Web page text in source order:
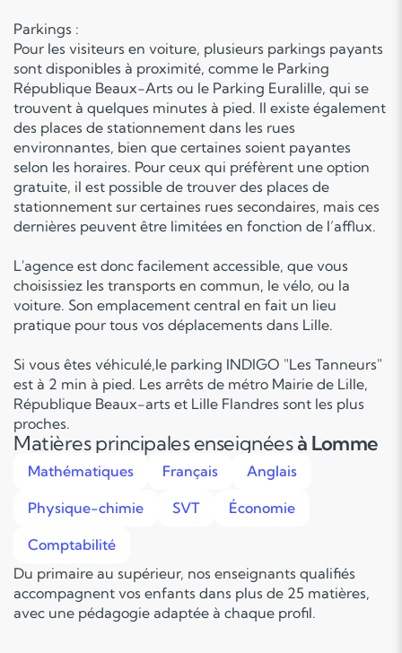
Parkings :
Pour les visiteurs en voiture, plusieurs parkings payants
sont disponibles à proximité, comme le Parking
République Beaux-Arts ou le Parking Euralille, qui se
trouvent à quelques minutes à pied. Il existe également
des places de stationnement dans les rues
environnantes, bien que certaines soient payantes
selon les horaires. Pour ceux qui préfèrent une option
gratuite, il est possible de trouver des places de
stationnement sur certaines rues secondaires, mais ces
dernières peuvent être limitées en fonction de l’afflux.
L'agence est donc facilement accessible, que vous
choisissiez les transports en commun, le vélo, ou la
voiture. Son emplacement central en fait un lieu
pratique pour tous vos déplacements dans Lille.
Si vous êtes véhiculé,le parking INDIGO "Les Tanneurs"
est à 2 min à pied. Les arrêts de métro Mairie de Lille,
République Beaux-arts et Lille Flandres sont les plus
proches.
Matières principales enseignéesà Lomme
Mathématiques Français Anglais
Physique-chimie SVT Économie
Comptabilité
Du primaire au supérieur, nos enseignants qualifiés
accompagnent vos enfants dans plus de 25 matières,
avec une pédagogie adaptée à chaque profil.